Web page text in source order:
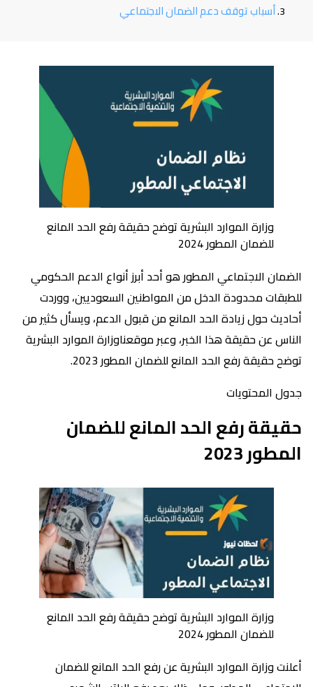
أسباب توقف دعم الضمان الاجتماعي
وزارة الموارد البشرية توضح حقيقة رفع الحد المانع
للضمان المطور 2024
الضمان الاجتماعي المطور هو أحد أبرز أنواع الدعم الحكومي
للطبقات محدودة الدخل من المواطنين السعوديين، ووردت
أحاديث حول زيادة الحد المانع من قبول الدعم، ويسأل كثير من
الناس عن حقيقة هذا الخبر، وعبر موقعناوزارة الموارد البشرية
توضح حقيقة رفع الحد المانع للضمان المطور 2023.
جدول المحتويات
حقيقة رفع الحد المانع للضمان
المطور 2023
وزارة الموارد البشرية توضح حقيقة رفع الحد المانع
للضمان المطور 2024
أعلنت وزارة الموارد البشرية عن رفع الحد المانع للضمان